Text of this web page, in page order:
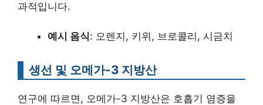
과적입니다.
예시 음식: 오렌지, 키위, 브로콜리, 시금치
생선 및 오메가-3 지방산
연구에 따르면, 오메가-3 지방산은 호흡기 염증을